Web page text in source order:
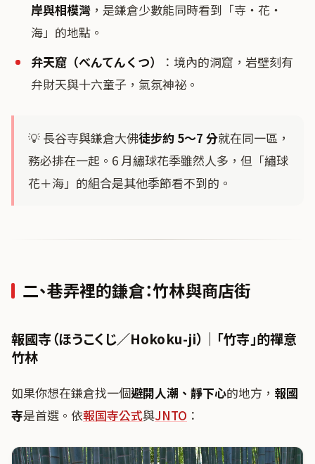
岸與相模灣 ，是鎌倉少數能同時看到「寺・花・
海」的地點。
弁天窟（べんてんくつ）
：境內的洞窟，岩壁刻有
弁財天與十六童子，氣氛神祕。
💡 長谷寺與鎌倉大佛徒步約 5〜7 分就在同一區，
務必排在一起。6 月繡球花季雖然人多，但「繡球
花＋海」的組合是其他季節看不到的。
二、巷弄裡的鎌倉：竹林與商店街
報國寺（ほうこくじ／Hokoku-ji）｜「竹寺」的禪意
竹林
如果你想在鎌倉找一個避開人潮、靜下心的地方， 報國
寺是首選。依報国寺公式與JNTO ：